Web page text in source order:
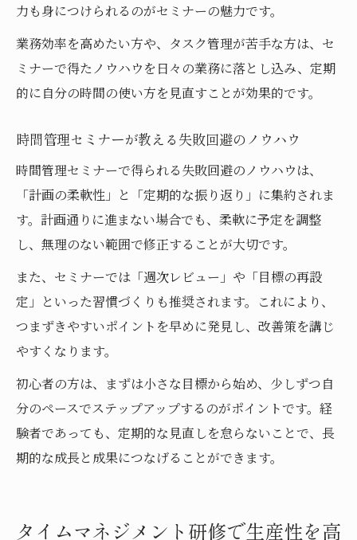
力も身につけられるのがセミナーの魅力です。
業務効率を高めたい方や、タスク管理が苦手な方は、セ
ミナーで得たノウハウを日々の業務に落とし込み、定期
的に自分の時間の使い方を見直すことが効果的です。
時間管理セミナーが教える失敗回避のノウハウ
時間管理セミナーで得られる失敗回避のノウハウは、
「計画の柔軟性」と「定期的な振り返り」に集約されま
す。計画通りに進まない場合でも、柔軟に予定を調整
し、無理のない範囲で修正することが大切です。
また、セミナーでは「週次レビュー」や「目標の再設
定」といった習慣づくりも推奨されます。これにより、
つまずきやすいポイントを早めに発見し、改善策を講じ
やすくなります。
初心者の方は、まずは小さな目標から始め、少しずつ自
分のペースでステップアップするのがポイントです。経
験者であっても、定期的な見直しを怠らないことで、長
期的な成長と成果につなげることができます。
タイムマネジメント研修で生産性を高